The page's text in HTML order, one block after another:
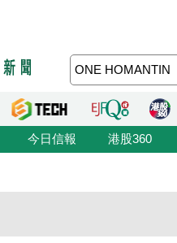
今日信報 港股360